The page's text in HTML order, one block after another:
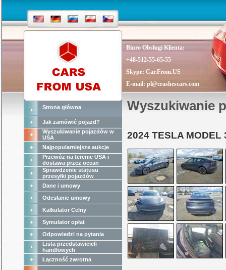
Biuro Obsługi Klienta:
+48-512-55-65-55
Skype:Car.From.US
E-mail:pl@crashescars.com
Strona główna
Jak zamówić pojazd?
Wyszukiwanie pojazdów w
USA
Najpopularniejsze aukcje
Przewóz na terenie USA i
dostawa przez ocean
Sprawdzenie statusu
przesyłki pojazdów
Dane i umowy
Odesłanie umowy
Kalkulator Celny
Symulator opłat
Odpowiedzi na pytania
Lista przedstawicieli
handlowych
Łączność zwrotna
Wyszukiwanie
2024 TESLA MODEL